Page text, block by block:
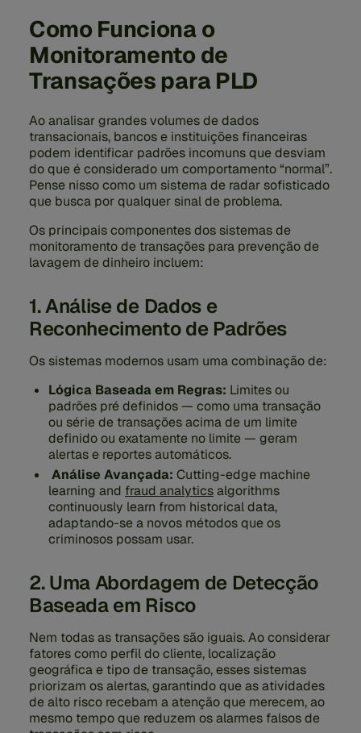
Como Funciona o
Monitoramento de
Transações para PLD
Ao analisar grandes volumes de dados
transacionais, bancos e instituições financeiras
podem identificar padrões incomuns que desviam
do que é considerado um comportamento “normal”.
Pense nisso como um sistema de radar sofisticado
que busca por qualquer sinal de problema.
Os principais componentes dos sistemas de
monitoramento de transações para prevenção de
lavagem de dinheiro incluem:
1. Análise de Dados e
Reconhecimento de Padrões
Os sistemas modernos usam uma combinação de:
Lógica Baseada em Regras: Limites ou
padrões pré definidos — como uma transação
ou série de transações acima de um limite
definido ou exatamente no limite — geram
alertas e reportes automáticos.
Análise Avançada: Cutting-edge machine
learning and fraud analyticsalgorithms
continuously learn from historical data,
adaptando-se a novos métodos que os
criminosos possam usar.
2. Uma Abordagem de Detecção
Baseada em Risco
Nem todas as transações são iguais. Ao considerar
fatores como perfil do cliente, localização
geográfica e tipo de transação, esses sistemas
priorizam os alertas, garantindo que as atividades
de alto risco recebam a atenção que merecem, ao
mesmo tempo que reduzem os alarmes falsos de